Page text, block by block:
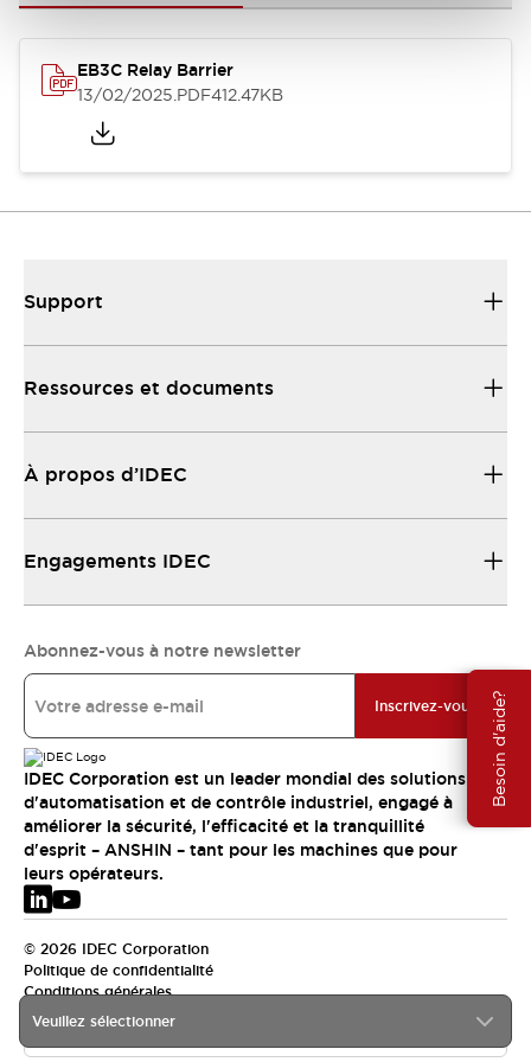
Besoin d'aide?
EB3C Relay Barrier
13/02/2025.PDF412.47KB
Veuillez sélectionner
Support
Ressources et documents
À propos d’IDEC
Engagements IDEC
Abonnez-vous à notre newsletter
Inscrivez-vous
IDEC Corporation est un leader mondial des solutions
d'automatisation et de contrôle industriel, engagé à
améliorer la sécurité, l'efficacité et la tranquillité
d'esprit – ANSHIN – tant pour les machines que pour
leurs opérateurs.
© 2026 IDEC Corporation
Politique de confidentialité
Conditions générales
EMEA